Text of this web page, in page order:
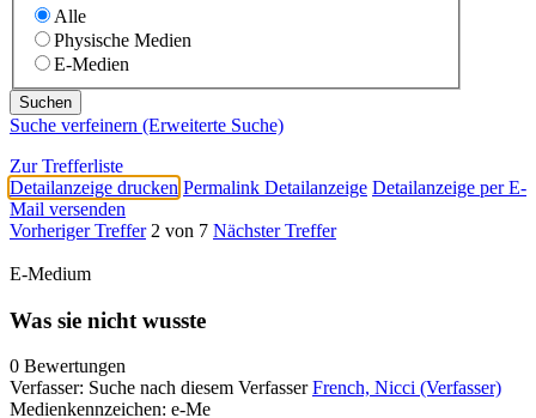
Alle
Physische Medien
E-Medien
Suche verfeinern (Erweiterte Suche)
Zur Trefferliste
Detailanzeige drucken Permalink Detailanzeige Detailanzeige per E-
Mail versenden
Vorheriger Treffer 2 von 7 Nächster Treffer
E-Medium
Was sie nicht wusste
0 Bewertungen
Verfasser: Suche nach diesem Verfasser French, Nicci (Verfasser)
Medienkennzeichen: e-Me